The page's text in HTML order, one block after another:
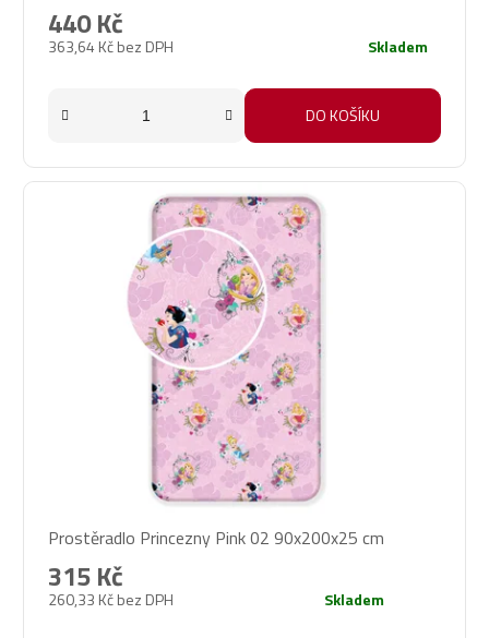
363,64 Kč bez DPH
440 Kč
Skladem
DO KOŠÍKU
Prostěradlo Princezny Pink 02 90x200x25 cm
260,33 Kč bez DPH
315 Kč
Skladem